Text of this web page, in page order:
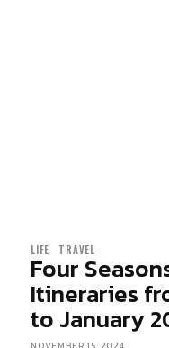
LIFE TRAVEL
Four
Itineraries
to January
NOVEMBER 15, 2024